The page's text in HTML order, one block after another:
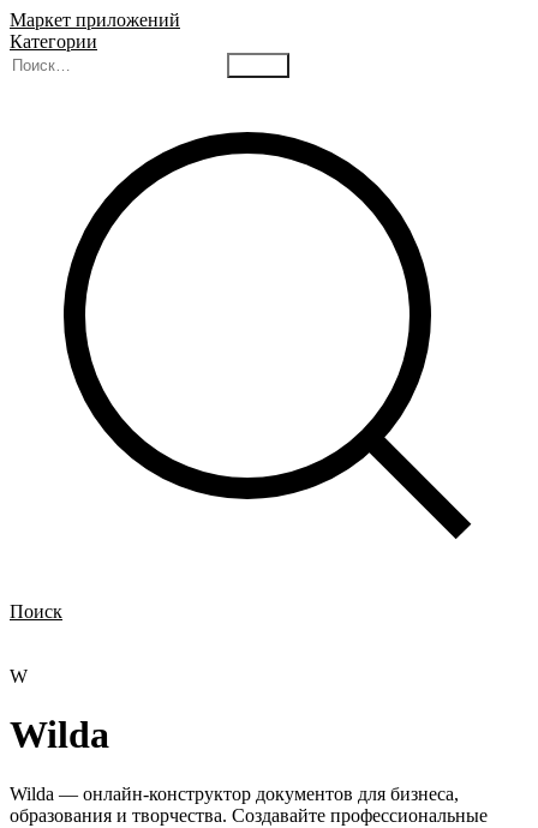
Маркет приложений
Категории
Поиск
W
Wilda
Wilda — онлайн-конструктор документов для бизнеса,
образования и творчества. Создавайте профессиональные